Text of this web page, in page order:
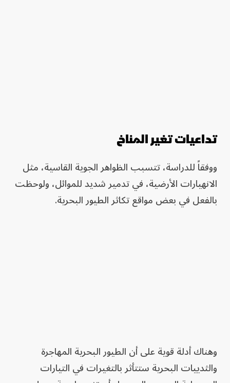
تداعيات تغير المناخ
ووفقاً للدراسة، تتسبب الظواهر الجوية القاسية، مثل
الانهيارات الأرضية، في تدمير شديد للموائل، ولوحظت
بالفعل في بعض مواقع تكاثر الطيور البحرية.
وهناك أدلة قوية على أن الطيور البحرية المهاجرة
والثدييات البحرية ستتأثر بالتغيرات في التيارات